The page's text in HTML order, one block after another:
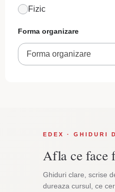
Fizic
Forma organizare
Forma organizare
EDEX · GHIDURI
Afla ce face
Ghiduri clare, scrise
dureaza cursul, ce